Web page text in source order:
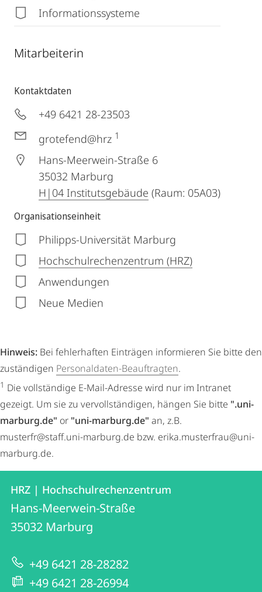
Informationssysteme
Mitarbeiterin
Kontaktdaten
+49 6421 28-23503
grotefend@hrz 1
Hans-Meerwein-Straße 6
35032 Marburg
H|04 Institutsgebäude (Raum: 05A03)
Organisationseinheit
Philipps-Universität Marburg
Hochschulrechenzentrum (HRZ)
Anwendungen
Neue Medien
Hinweis: Bei fehlerhaften Einträgen informieren Sie bitte den
zuständigen Personaldaten-Beauftragten.
1 Die vollständige E-Mail-Adresse wird nur im Intranet
gezeigt. Um sie zu vervollständigen, hängen Sie bitte ".uni-
marburg.de" or "uni-marburg.de" an, z.B.
musterfr@staff.uni-marburg.de bzw. erika.musterfrau@uni-
marburg.de.
Kontakt
und
Informationen
zur
Website
Kontaktinformationen
HRZ
|
Hochschulrechenzentrum
HRZ | Hochschulrechenzentrum
Hans-Meerwein-Straße
35032 Marburg
+49 6421 28-28282
+49 6421 28-26994